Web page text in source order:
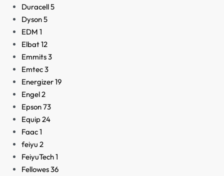
Duracell5
Dyson5
EDM 1
Elbat12
Emmits3
Emtec3
Energizer19
Engel2
Epson73
Equip24
Faac1
feiyu 2
FeiyuTech1
Fellowes36